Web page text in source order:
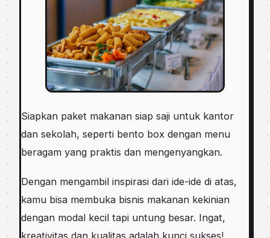
Siapkan paket makanan siap saji untuk kantor
dan sekolah, seperti bento box dengan menu
beragam yang praktis dan mengenyangkan.
Dengan mengambil inspirasi dari ide-ide di atas,
kamu bisa membuka bisnis makanan kekinian
dengan modal kecil tapi untung besar. Ingat,